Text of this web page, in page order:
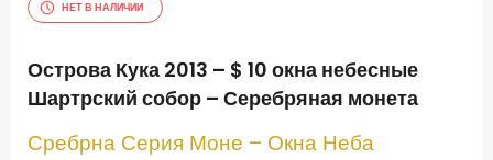
НЕТ В НАЛИЧИИ
Острова Кука 2013 – $ 10 окна небесные
Шартрский собор – Серебряная монета
Сребрна Серия Моне – Окна Неба